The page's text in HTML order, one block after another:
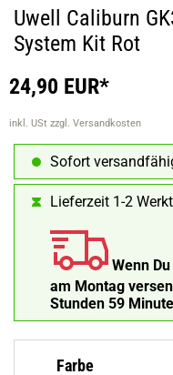
Uwell Caliburn
System Kit Rot
24,90 EUR*
inkl. USt zzgl. Versandkosten
Sofort
Lieferzeit 1-2
Wenn
am Montag
Stunden 59
Farbe